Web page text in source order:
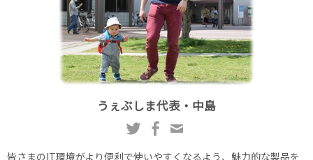
うぇぶしま代表・中島
皆さまのIT環境がより便利で使いやすくなるよう、魅力的な製品を